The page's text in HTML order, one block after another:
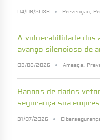
04/08/2026 Prevenção
A vulnerabilidade dos
avanço silencioso de
03/08/2026 Ameaça
Bancos de dados
segurança sua
31/07/2026